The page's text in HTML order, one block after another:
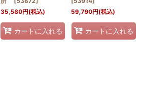
35,580円(税込)
カートに入れる
59,790円(税込)
カートに入れる